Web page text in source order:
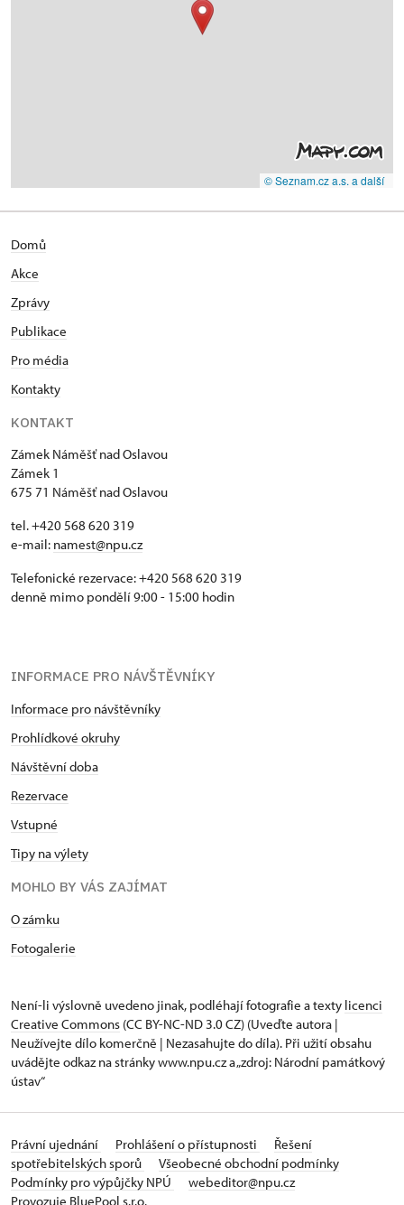
© Seznam.cz a.s. a další
Domů
Akce
Zprávy
Publikace
Pro média
Kontakty
KONTAKT
Zámek Náměšť nad Oslavou
Zámek 1
675 71 Náměšť nad Oslavou
tel. +420 568 620 319
e-mail: namest@npu.cz
Telefonické rezervace: +420 568 620 319
denně mimo pondělí 9:00 - 15:00 hodin
INFORMACE PRO NÁVŠTĚVNÍKY
Informace pro návštěvníky
Prohlídkové okruhy
Návštěvní doba
Rezervace
Vstupné
Tipy na výlety
MOHLO BY VÁS ZAJÍMAT
O zámku
Fotogalerie
Není-li výslovně uvedeno jinak, podléhají fotografie a texty licenci
Creative Commons (CC BY-NC-ND 3.0 CZ) (Uveďte autora |
Neužívejte dílo komerčně | Nezasahujte do díla). Při užití obsahu
uvádějte odkaz na stránky www.npu.cz a „zdroj: Národní památkový
ústav“
Právní ujednání Prohlášení o přístupnosti
Řešení
spotřebitelských sporů
Všeobecné obchodní podmínky
Podmínky pro výpůjčky NPÚ
webeditor@npu.cz
Provozuje BluePool s.r.o.